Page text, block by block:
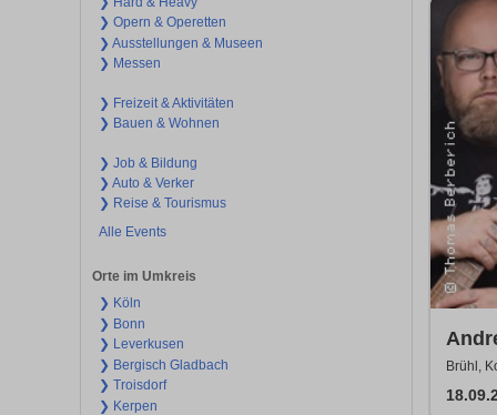
❯ Opern & Operetten
❯ Ausstellungen & Museen
❯ Messen
❯ Freizeit & Aktivitäten
❯ Bauen & Wohnen
❯ Job & Bildung
❯ Auto & Verker
❯ Reise & Tourismus
Alle Events
Orte im Umkreis
❯ Köln
❯ Bonn
❯ Leverkusen
❯ Bergisch Gladbach
❯ Troisdorf
❯ Kerpen
Duo
Brühl,